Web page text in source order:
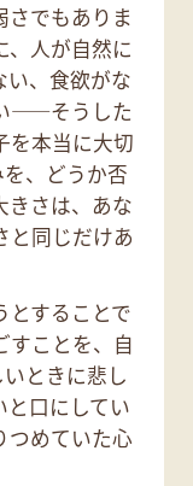
さでもありま
、人が自然に
い、食欲がな
——そうした
を本当に大切
、どうか否
きさは、あな
と同じだけあ
とすることで
すことを、自
ときに悲し
と口にしてい
つめていた心